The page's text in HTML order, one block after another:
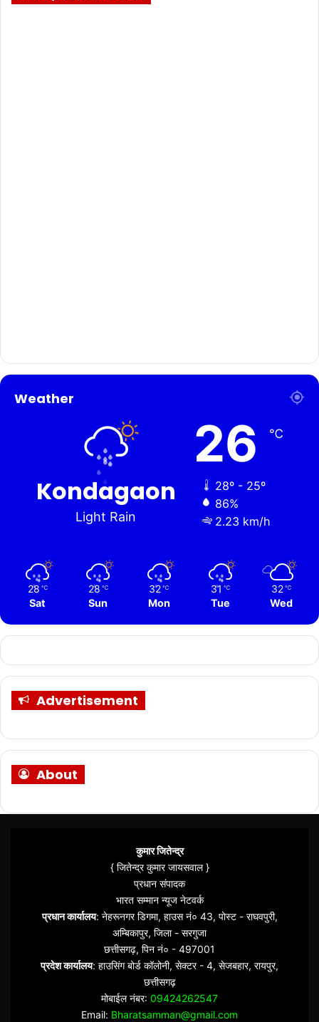
Weather
Kondagaon
Light Rain
26 ℃
28º - 25º
86%
2.23 km/h
28 ℃
Sat
28 ℃
Sun
32 ℃
Mon
31 ℃
Tue
32 ℃
Wed
Advertisement
About
कुमार जितेन्द्र
{ जितेन्द्र कुमार जायसवाल }
प्रधान संपादक
भारत सम्मान न्यूज नेटवर्क
प्रधान कार्यालय: नेहरूनगर डिगमा, हाउस नं० 43, पोस्ट - राघवपुरी,
अम्बिकापुर, जिला - सरगुजा
छत्तीसगढ़, पिन नं० - 497001
प्रदेश कार्यालय: हाउसिंग बोर्ड कॉलोनी, सेक्टर - 4, सेजबहार, रायपुर,
छत्तीसगढ़
मोबाईल नंबर: 09424262547
Email: Bharatsamman@gmail.com